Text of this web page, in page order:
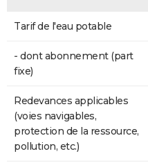
Tarif de l'eau potable
- dont abonnement (part
fixe)
Redevances applicables
(voies navigables,
protection de la ressource,
pollution, etc.)